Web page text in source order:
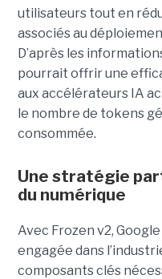
utilisateurs tout en
associés au
D’après les
pourrait offrir une
aux accélérateurs IA
le nombre de tokens
consommée.
Une stratégie
du numérique
Avec Frozen v2,
engagée dans
composants clés